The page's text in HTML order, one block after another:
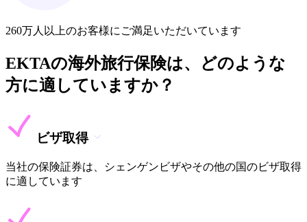
260万人以上のお客様にご満足いただいています
EKTAの海外旅行保険は、どのような
方に適していますか？
ビザ取得
当社の保険証券は、シェンゲンビザやその他の国のビザ取得
に適しています